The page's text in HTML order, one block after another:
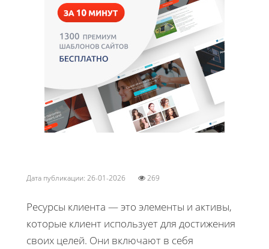
Дата публикации: 26-01-2026 269
Ресурсы клиента — это элементы и активы,
которые клиент использует для достижения
своих целей. Они включают в себя